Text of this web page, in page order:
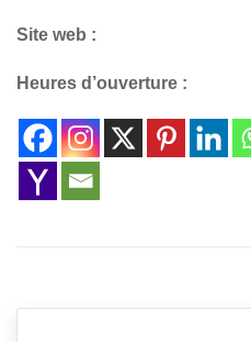
Site web :
Heures d’ouverture :